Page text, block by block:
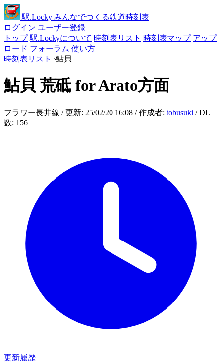
駅.Locky みんなでつくる鉄道時刻表
ログイン ユーザー登録
トップ 駅.Lockyについて 時刻表リスト 時刻表マップ アップ
ロード フォーラム 使い方
時刻表リスト ›鮎貝
鮎貝 荒砥 for Arato方面
フラワー長井線 / 更新: 25/02/20 16:08 / 作成者: tobusuki / DL
数: 156
更新履歴